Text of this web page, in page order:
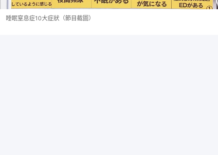
睡眠窒息症10大症狀（節目截圖）